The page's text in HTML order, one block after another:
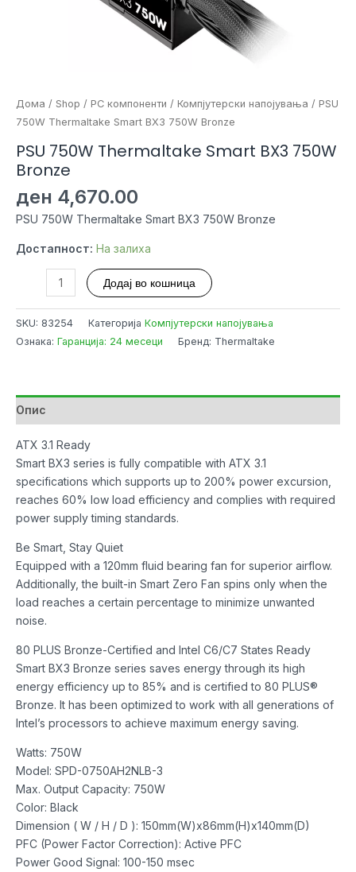
Дома / Shop / PC компоненти / Компјутерски напојувања / PSU
750W Thermaltake Smart BX3 750W Bronze
PSU 750W Thermaltake Smart BX3 750W
Bronze
ден 4,670.00
PSU 750W Thermaltake Smart BX3 750W Bronze
Достапност: На залиха
750W
Thermaltake
количина
Додај во кошница
SKU: 83254 Категорија Компјутерски напојувања
Ознака: Гаранција: 24 месеци Бренд: Thermaltake
Опис
ATX 3.1 Ready
Smart BX3 series is fully compatible with ATX 3.1
specifications which supports up to 200% power excursion,
reaches 60% low load efficiency and complies with required
power supply timing standards.
Be Smart, Stay Quiet
Equipped with a 120mm fluid bearing fan for superior airflow.
Additionally, the built-in Smart Zero Fan spins only when the
load reaches a certain percentage to minimize unwanted
noise.
80 PLUS Bronze-Certified and Intel C6/C7 States Ready
Smart BX3 Bronze series saves energy through its high
energy efficiency up to 85% and is certified to 80 PLUS®
Bronze. It has been optimized to work with all generations of
Intel’s processors to achieve maximum energy saving.
Watts: 750W
Model: SPD-0750AH2NLB-3
Max. Output Capacity: 750W
Color: Black
Dimension ( W / H / D ): 150mm(W)x86mm(H)x140mm(D)
PFC (Power Factor Correction): Active PFC
Power Good Signal: 100-150 msec